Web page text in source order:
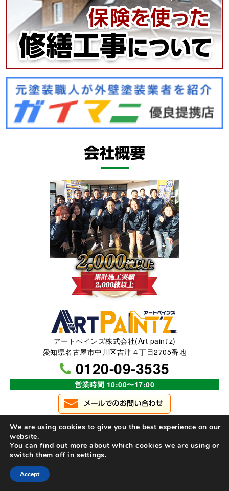
アートペインズ株式会社(Art paint'z)
愛知県名古屋市中川区吉津４丁目2705番地
0120-09-3535
営業時間 10:00〜17:00
We are using cookies to give you the best experience on our
website.
You can find out more about which cookies we are using or
switch them off in settings.
Accept